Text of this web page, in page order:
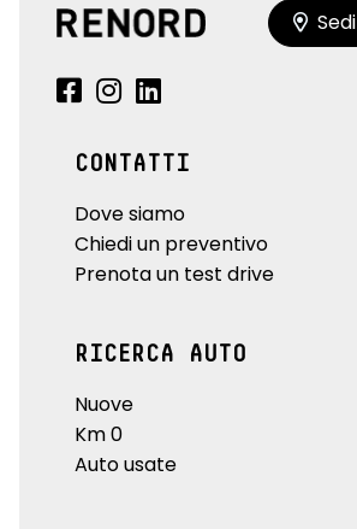
Sedi
CONTATTI
Dove siamo
Chiedi un preventivo
Prenota un test drive
RICERCA AUTO
Nuove
Km 0
Auto usate